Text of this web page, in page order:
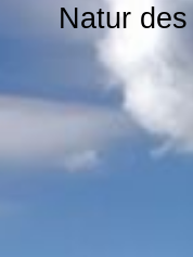
Natur